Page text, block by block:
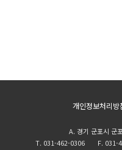
개인정보처리방
A. 경기 군포시 군
T. 031-462-0306 F.